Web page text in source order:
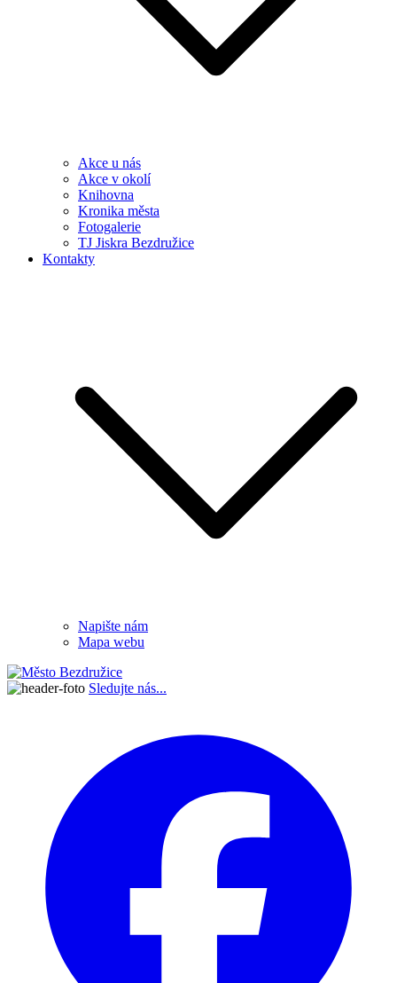
Akce u nás
Akce v okolí
Knihovna
Kronika města
Fotogalerie
TJ Jiskra Bezdružice
Kontakty
Napište nám
Mapa webu
Sledujte nás...